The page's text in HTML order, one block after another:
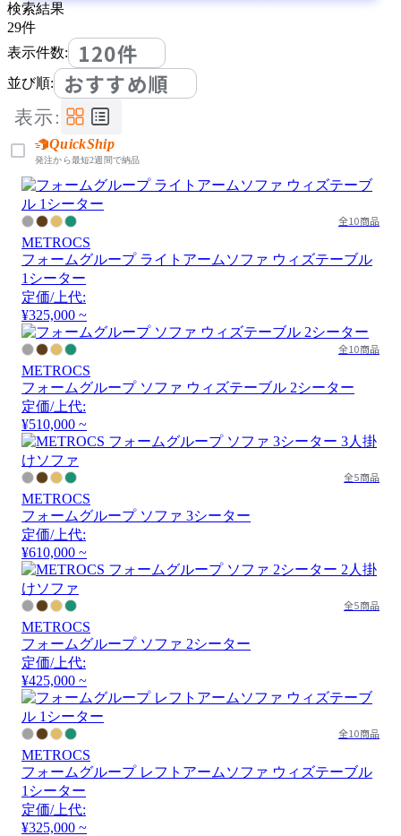
検索結果
29件
表示件数:
120件
並び順: おすすめ順
表示:
QuickShip
発注から最短2週間で納品
全10商品
METROCS
フォームグループ ライトアームソファ ウィズテーブル
1シーター
定価/上代:
¥325,000 ~
全10商品
METROCS
フォームグループ ソファ ウィズテーブル 2シーター
定価/上代:
¥510,000 ~
全5商品
METROCS
フォームグループ ソファ 3シーター
定価/上代:
¥610,000 ~
全5商品
METROCS
フォームグループ ソファ 2シーター
定価/上代:
¥425,000 ~
全10商品
METROCS
フォームグループ レフトアームソファ ウィズテーブル
1シーター
定価/上代:
¥325,000 ~